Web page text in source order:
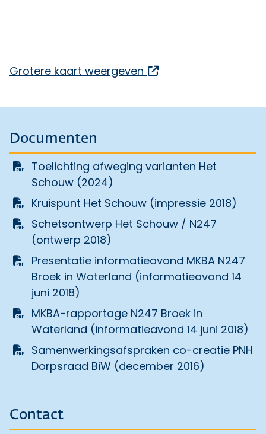
Grotere kaart weergeven
Documenten
Toelichting afweging varianten Het
Schouw (2024)
Kruispunt Het Schouw (impressie 2018)
Schetsontwerp Het Schouw / N247
(ontwerp 2018)
Presentatie informatieavond MKBA N247
Broek in Waterland (informatieavond 14
juni 2018)
MKBA-rapportage N247 Broek in
Waterland (informatieavond 14 juni 2018)
Samenwerkingsafspraken co-creatie PNH
Dorpsraad BiW (december 2016)
Contact